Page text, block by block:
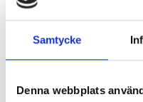
Samtycke
Denna webbplats
– Om du ska flytta till ett
så är svenskan ganska
egentligen rationella.